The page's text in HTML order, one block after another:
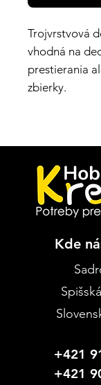
Trojvrstvová
vhodná na
prestierania
zbierky.
Kde
+421
+421